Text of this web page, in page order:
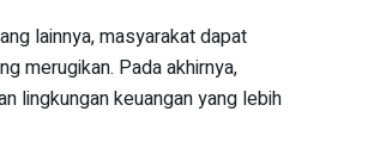
lainnya, masyarakat dapat
merugikan. Pada akhirnya,
lingkungan keuangan yang lebih